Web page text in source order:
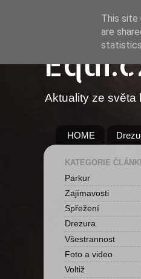
Aktuality ze světa
HOME
KATEGORIE
Parkur
Zajímavosti
Spřežení
Drezura
Všestrannost
Foto a video
Voltiž
This site
are